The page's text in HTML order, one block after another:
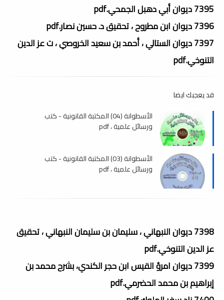
7395 ديوان أبي دهبل الجمحي.pdf
7396 ديوان ابن مطروح ، تحقيق د. حسين نصار.pdf
7397 ديوان الستالي ، أحمد بن سعيد الخروصي ، ت عز الدين
التنوخي.pdf
قد يعجبك ايضا
الأسطوانة (04) المكتبة القانونية - كتب
ورسائل علمية ، pdf
الأسطوانة (03) المكتبة القانونية - كتب
ورسائل علمية ، pdf
7398 ديوان النبهاني ، سليمان بن سليمان النبهاني ، تحقيق
عز الدين التنوخي.pdf
7399 ديوان امرؤ القيس ابن حجر الكندي، بشرح محمد بن
إبراهيم بن محمد الحضرمي.pdf